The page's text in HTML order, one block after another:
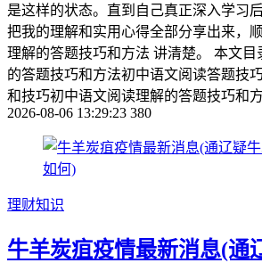
是这样的状态。直到自己真正深入学习
把我的理解和实用心得全部分享出来，
理解的答题技巧和方法 讲清楚。 本文
的答题技巧和方法初中语文阅读答题技
和技巧初中语文阅读理解的答题技巧和
2026-08-06 13:29:23 380
理财知识
牛羊炭疽疫情最新消息(通